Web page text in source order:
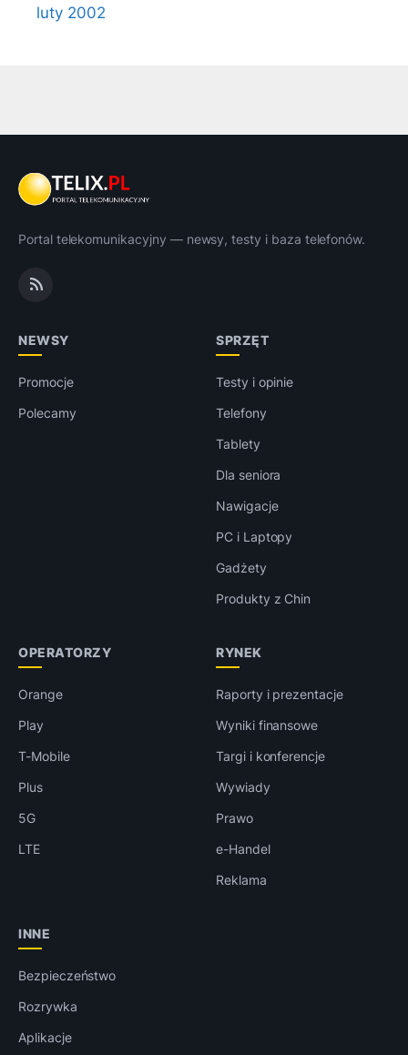
luty 2002
Portal telekomunikacyjny — newsy, testy i baza telefonów.
NEWSY
Promocje
Polecamy
SPRZĘT
Testy i opinie
Telefony
Tablety
Dla seniora
Nawigacje
PC i Laptopy
Gadżety
Produkty z Chin
OPERATORZY
Orange
Play
T-Mobile
Plus
5G
LTE
RYNEK
Raporty i prezentacje
Wyniki finansowe
Targi i konferencje
Wywiady
Prawo
e-Handel
Reklama
INNE
Bezpieczeństwo
Rozrywka
Aplikacje